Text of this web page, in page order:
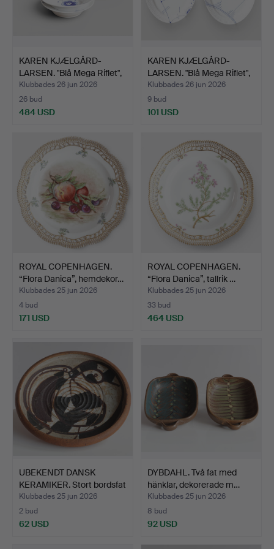
KAREN KJÆLGÅRD-
LARSEN. "Blå Mega Riflet",
…
Klubbades 26 jun 2026
26 bud
484 USD
KAREN KJÆLGÅRD-
LARSEN. "Blå Mega Riflet",
…
Klubbades 26 jun 2026
9 bud
101 USD
ROYAL COPENHAGEN.
“Flora Danica”, hemdekor…
Klubbades 25 jun 2026
4 bud
171 USD
ROYAL COPENHAGEN.
“Flora Danica”, tallrik …
Klubbades 25 jun 2026
33 bud
464 USD
UBEKENDT DANSK
KERAMIKER. Stort bordsfat
a…
Klubbades 25 jun 2026
2 bud
62 USD
DYBDAHL. Två fat med
hänklar, dekorerade m…
Klubbades 25 jun 2026
8 bud
92 USD